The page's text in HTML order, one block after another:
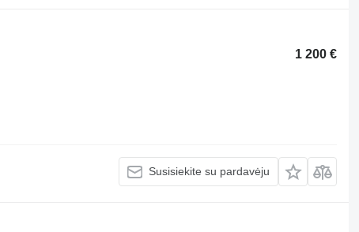
1 200 €
Susisiekite su pardavėju